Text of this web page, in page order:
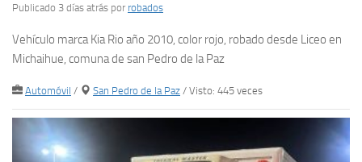
Publicado 3 días atrás por robados
Vehículo marca Kia Rio año 2010, color rojo, robado desde Liceo en
Michaihue, comuna de san Pedro de la Paz
Automóvil / San Pedro de la Paz / Visto: 445 veces